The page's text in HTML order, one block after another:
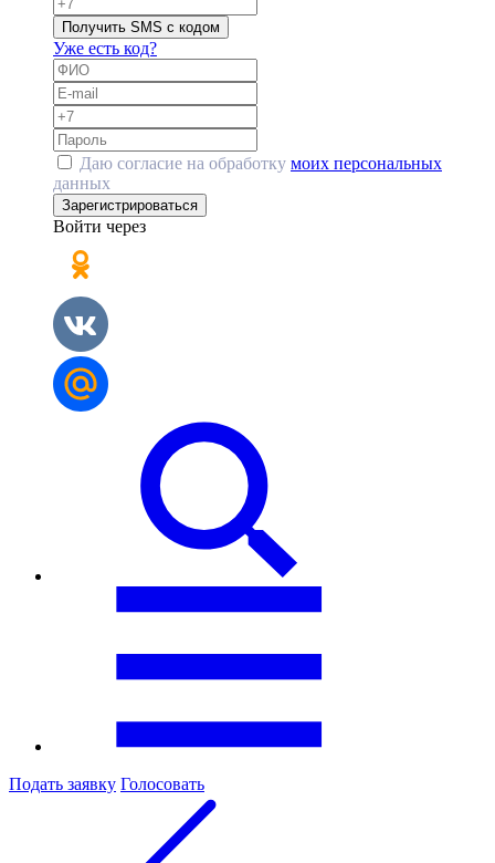
Получить SMS с кодом
Уже есть код?
Даю согласие на обработку моих персональных
данных
Зарегистрироваться
Войти через
Подать заявку Голосовать